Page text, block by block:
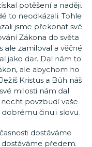
potěšení a naději.
to neodkázali. Tohle
jsme překonat své
Zákona do světa
ale zamiloval a věčné
jako dar. Dal nám to
ale abychom ho
Kristus a Bůh náš
milosti nám dal
povzbudí vaše
činu i slovu.
dostáváme
předem.